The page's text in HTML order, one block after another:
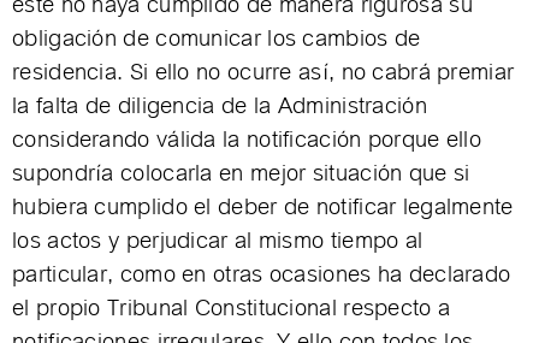
obligación de comunicar los cambios de
residencia. Si ello no ocurre así, no cabrá premiar
la falta de diligencia de la Administración
considerando válida la notificación porque ello
supondría colocarla en mejor situación que si
hubiera cumplido el deber de notificar legalmente
los actos y perjudicar al mismo tiempo al
particular, como en otras ocasiones ha declarado
el propio Tribunal Constitucional respecto a